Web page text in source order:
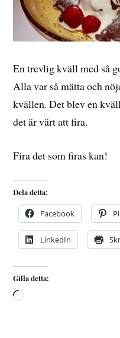
En trevlig kväll med så
Alla var så mätta och
kvällen. Det blev en
det är värt att fira.
Fira det som firas kan!
Dela detta:
Facebook
LinkedIn
Gilla detta: